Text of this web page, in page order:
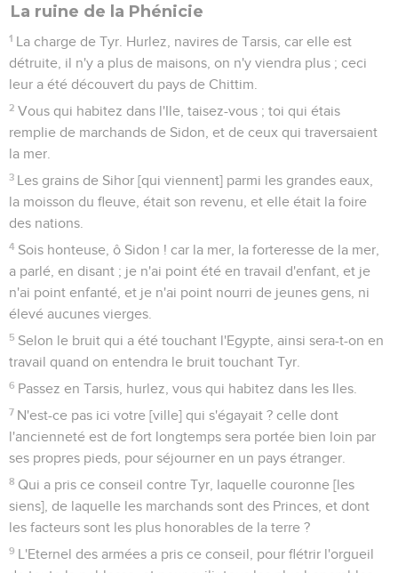
La ruine de la Phénicie
1 La charge de Tyr. Hurlez, navires de Tarsis, car elle est
détruite, il n'y a plus de maisons, on n'y viendra plus ; ceci
leur a été découvert du pays de Chittim.
2 Vous qui habitez dans l'Ile, taisez-vous ; toi qui étais
remplie de marchands de Sidon, et de ceux qui traversaient
la mer.
3 Les grains de Sihor [qui viennent] parmi les grandes eaux,
la moisson du fleuve, était son revenu, et elle était la foire
des nations.
4 Sois honteuse, ô Sidon ! car la mer, la forteresse de la mer,
a parlé, en disant ; je n'ai point été en travail d'enfant, et je
n'ai point enfanté, et je n'ai point nourri de jeunes gens, ni
élevé aucunes vierges.
5 Selon le bruit qui a été touchant l'Egypte, ainsi sera-t-on en
travail quand on entendra le bruit touchant Tyr.
6 Passez en Tarsis, hurlez, vous qui habitez dans les Iles.
7 N'est-ce pas ici votre [ville] qui s'égayait ? celle dont
l'ancienneté est de fort longtemps sera portée bien loin par
ses propres pieds, pour séjourner en un pays étranger.
8 Qui a pris ce conseil contre Tyr, laquelle couronne [les
siens], de laquelle les marchands sont des Princes, et dont
les facteurs sont les plus honorables de la terre ?
9 L'Eternel des armées a pris ce conseil, pour flétrir l'orgueil